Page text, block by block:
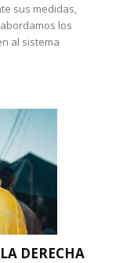
sus medidas,
los
al sistema
DERECHA